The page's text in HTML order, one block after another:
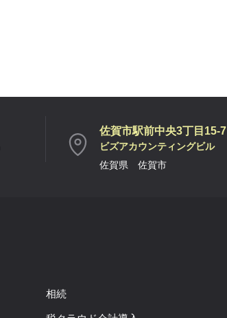
佐賀市駅前中央3丁目15-7
ビズアカウンティングビル
佐賀県 佐賀市
相続